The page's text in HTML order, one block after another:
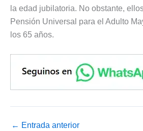
la edad jubilatoria. No obstante,
Pensión Universal para el Adulto
los 65 años.
← Entrada anterior